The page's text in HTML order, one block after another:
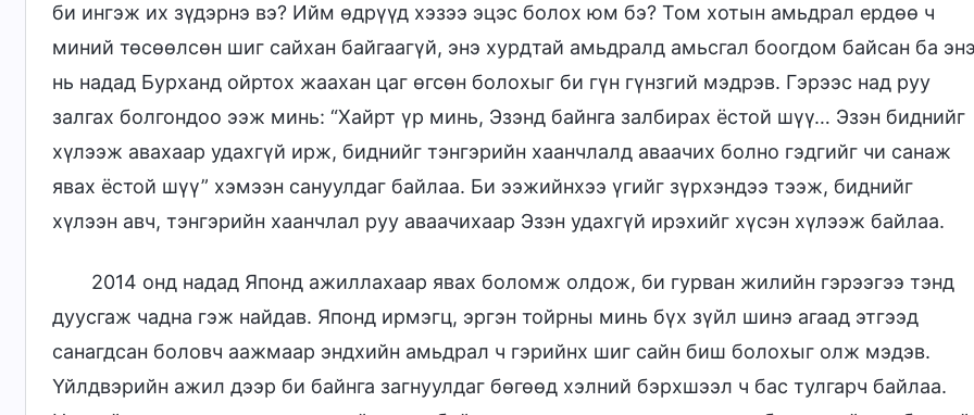
би ингэж их зүдэрнэ вэ? Ийм өдрүүд хэзээ эцэс болох юм бэ? Том хотын амьдрал ердөө ч
миний төсөөлсөн шиг сайхан байгаагүй, энэ хурдтай амьдралд амьсгал боогдом байсан ба
нь надад Бурханд ойртох жаахан цаг өгсөн болохыг би гүн гүнзгий мэдрэв. Гэрээс над руу
залгах болгондоо ээж минь: “Хайрт үр минь, Эзэнд байнга залбирах ёстой шүү… Эзэн биднийг
хүлээж авахаар удахгүй ирж, биднийг тэнгэрийн хаанчлалд аваачих болно гэдгийг чи санаж
явах ёстой шүү” хэмээн сануулдаг байлаа. Би ээжийнхээ үгийг зүрхэндээ тээж, биднийг
хүлээн авч, тэнгэрийн хаанчлал руу аваачихаар Эзэн удахгүй ирэхийг хүсэн хүлээж байлаа.
2014 онд надад Японд ажиллахаар явах боломж олдож, би гурван жилийн гэрээгээ тэнд
дуусгаж чадна гэж найдав. Японд ирмэгц, эргэн тойрны минь бүх зүйл шинэ агаад этгээд
санагдсан боловч аажмаар эндхийн амьдрал ч гэрийнх шиг сайн биш болохыг олж мэдэв.
Үйлдвэрийн ажил дээр би байнга загнуулдаг бөгөөд хэлний бэрхшээл ч бас тулгарч байлаа.